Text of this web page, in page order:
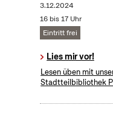
3.12.2024
16 bis 17 Uhr
Eintritt frei
Lies mir vor!
Lesen üben mit
Stadtteilbibliothek